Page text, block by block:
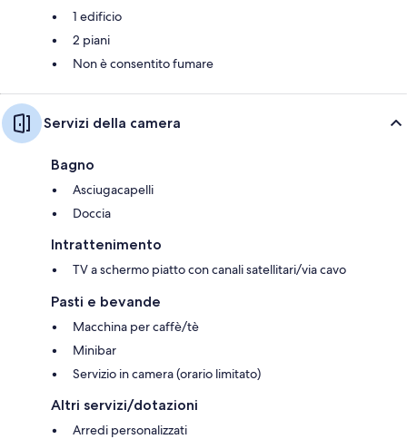
1 edificio
2 piani
Non è consentito fumare
Servizi della camera
Bagno
Asciugacapelli
Doccia
Intrattenimento
TV a schermo piatto con canali satellitari/via cavo
Pasti e bevande
Macchina per caffè/tè
Minibar
Servizio in camera (orario limitato)
Altri servizi/dotazioni
Arredi personalizzati